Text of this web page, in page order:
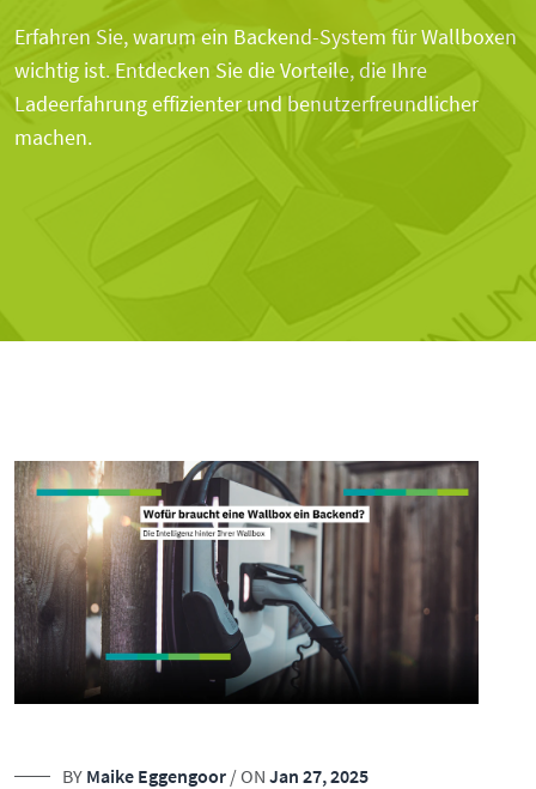
Erfahren Sie, warum ein Backend-System für Wallboxen
wichtig ist. Entdecken Sie die Vorteile, die Ihre
Ladeerfahrung effizienter und benutzerfreundlicher
machen.
BY Maike Eggengoor / ON Jan 27, 2025